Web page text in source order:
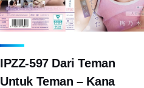
IPZZ-597 Dari Teman
Untuk Teman – Kana